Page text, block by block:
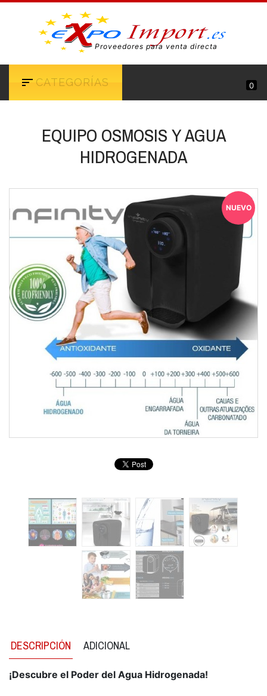
Proveedores para venta directa
CATEGORÍAS 0
EQUIPO OSMOSIS Y AGUA
HIDROGENADA
NUEVO
DESCRIPCIÓN ADICIONAL
¡Descubre el Poder del Agua Hidrogenada!